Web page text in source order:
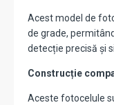
Acest model de
de grade,
detecție precisă și
Construcție
Aceste fotocelule